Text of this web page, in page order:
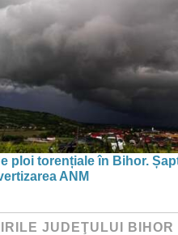
ploi torențiale în Bihor.
ANM
JUDEŢULUI BIHOR